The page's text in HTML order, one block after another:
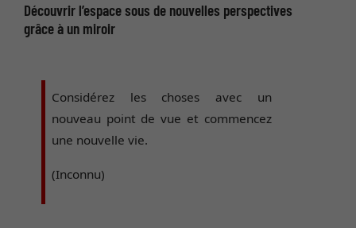
Découvrir l’espace sous de nouvelles perspectives
grâce à un miroir
Considérez les choses avec un
nouveau point de vue et commencez
une nouvelle vie.
(Inconnu)